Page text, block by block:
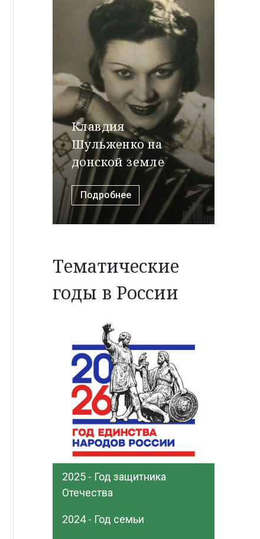
Клавдия
Шульженко на
донской земле
Подробнее
Тематические
годы в России
2025 - Год защитника
Отечества
2024 - Год семьи